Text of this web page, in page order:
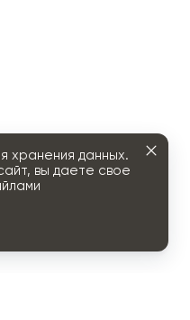
хранения данных.
вы даете свое